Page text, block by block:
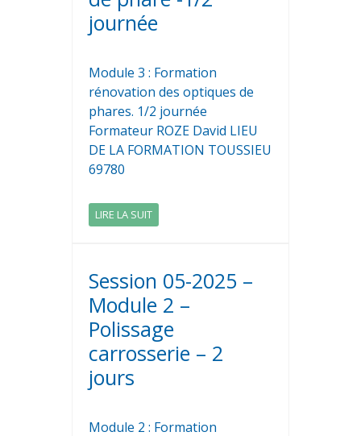
journée
Module 3 : Formation
rénovation des optiques de
phares. 1/2 journée
Formateur ROZE David LIEU
DE LA FORMATION TOUSSIEU
69780
LIRE LA SUIT
Session 05-2025 –
Module 2 –
Polissage
carrosserie – 2
jours
Module 2 : Formation